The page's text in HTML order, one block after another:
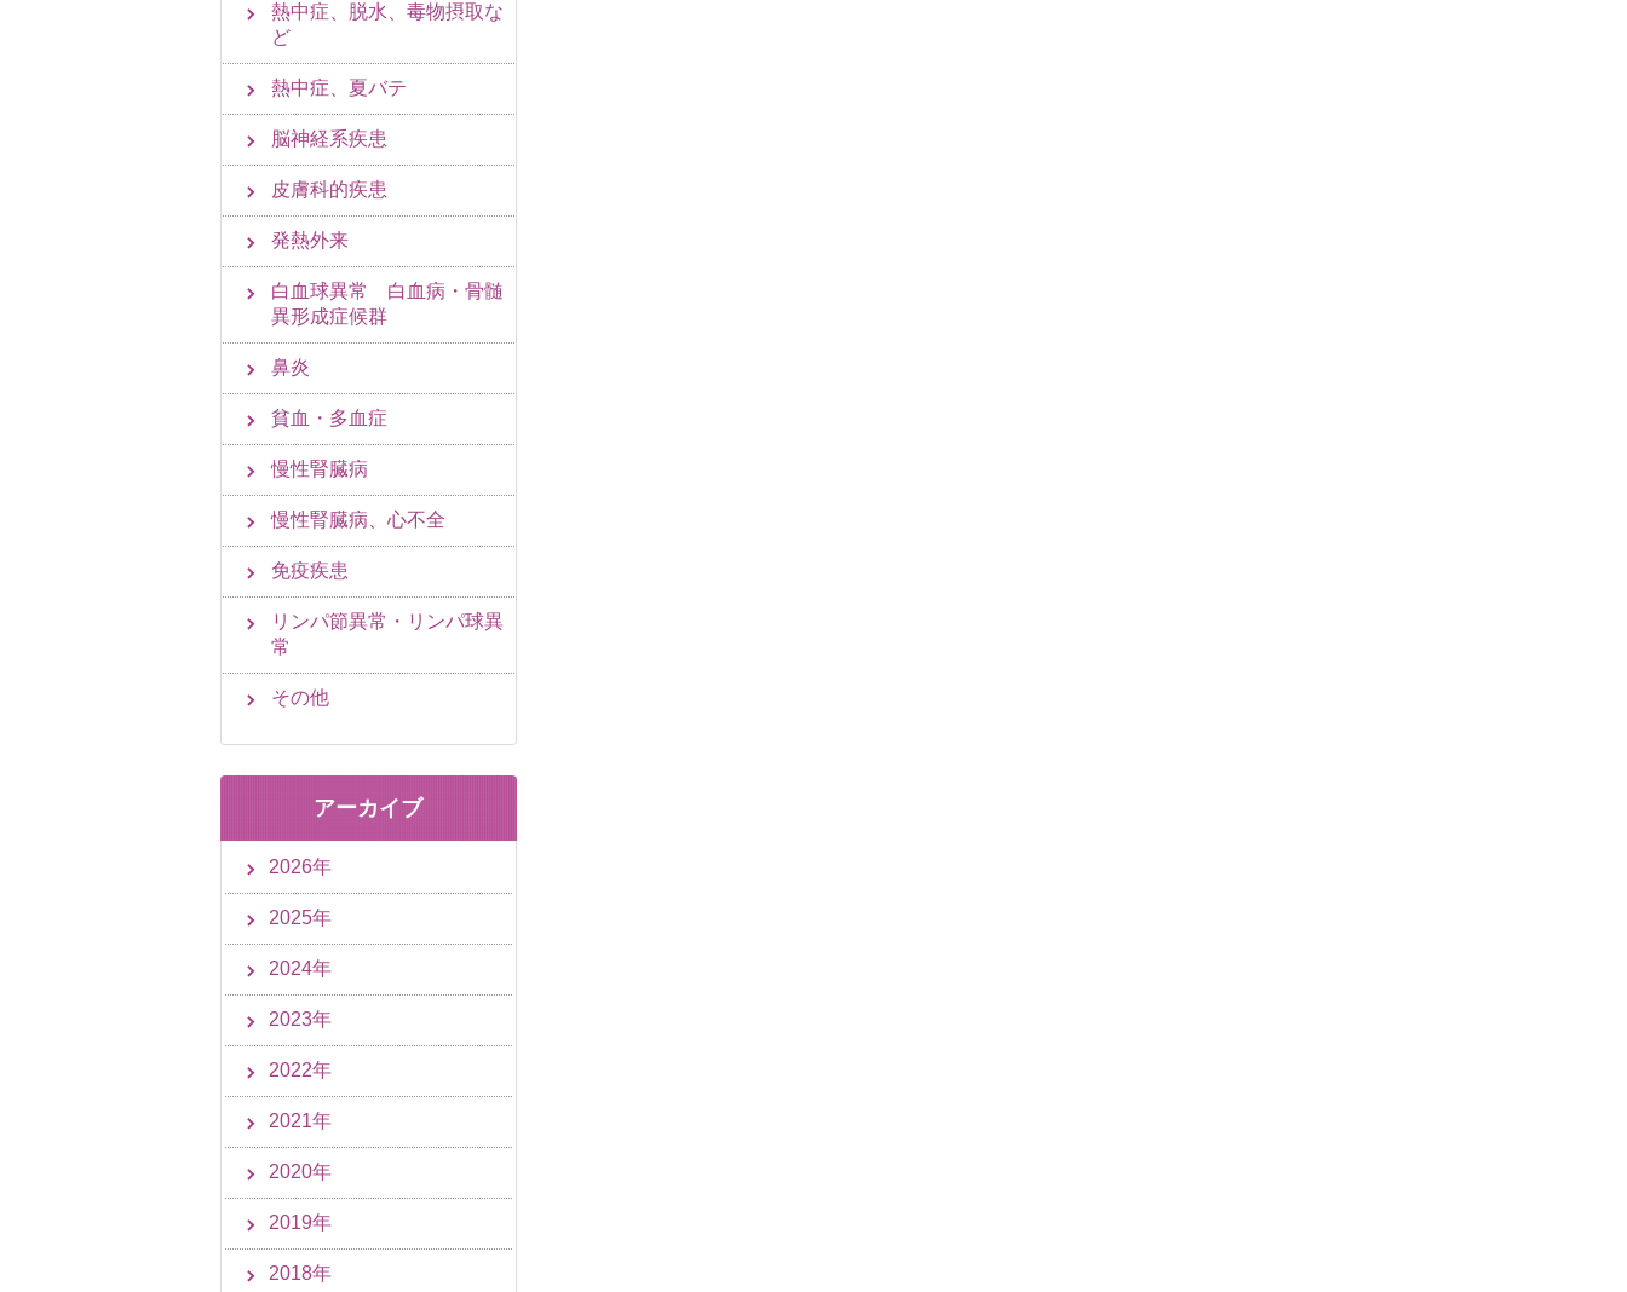
熱中症、脱水、毒物摂取な
ど
熱中症、夏バテ
脳神経系疾患
皮膚科的疾患
発熱外来
白血球異常 白血病・骨髄
異形成症候群
鼻炎
貧血・多血症
慢性腎臓病
慢性腎臓病、心不全
免疫疾患
リンパ節異常・リンパ球異
常
その他
アーカイブ
2026年
2025年
2024年
2023年
2022年
2021年
2020年
2019年
2018年